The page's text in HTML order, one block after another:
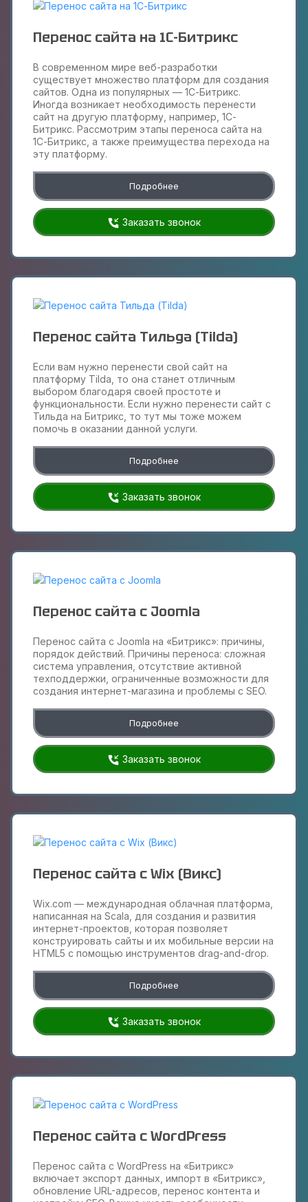
Перенос сайта на 1С-Битрикс
В современном мире веб-разработки
существует множество платформ для создания
сайтов. Одна из популярных — 1С-Битрикс.
Иногда возникает необходимость перенести
сайт на другую платформу, например, 1С-
Битрикс. Рассмотрим этапы переноса сайта на
1С-Битрикс, а также преимущества перехода на
эту платформу.
Подробнее
Заказать звонок
Перенос сайта Тильда (Tilda)
Если вам нужно перенести свой сайт на
платформу Tilda, то она станет отличным
выбором благодаря своей простоте и
функциональности. Если нужно перенести сайт с
Тильда на Битрикс, то тут мы тоже можем
помочь в оказании данной услуги.
Подробнее
Заказать звонок
Перенос сайта с Joomla
Перенос сайта с Joomla на «Битрикс»: причины,
порядок действий. Причины переноса: сложная
система управления, отсутствие активной
техподдержки, ограниченные возможности для
создания интернет-магазина и проблемы с SEO.
Подробнее
Заказать звонок
Перенос сайта с Wix (Викс)
Wix.com — международная облачная платформа,
написанная на Scala, для создания и развития
интернет-проектов, которая позволяет
конструировать сайты и их мобильные версии на
HTML5 c помощью инструментов drag-and-drop.
Подробнее
Заказать звонок
Перенос сайта с WordPress
Перенос сайта с WordPress на «Битрикс»
включает экспорт данных, импорт в «Битрикс»,
обновление URL-адресов, перенос контента и